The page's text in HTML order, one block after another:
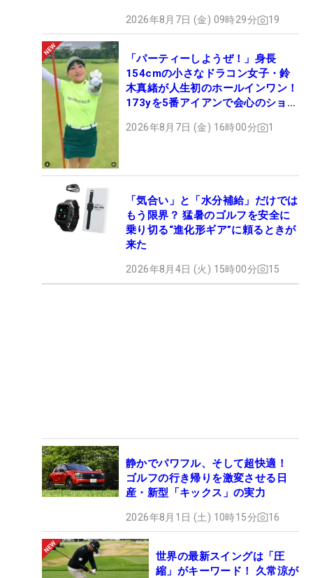
2026年8月7日 (金) 09時29分 19
「パーティーしようぜ！」身長
154cmの小さなドラコン女子・鈴
木真緒が人生初のホールインワン！
173yを5番アイアンで会心のショッ
2026年8月7日 (金) 16時00分 1
「気合い」と「水分補給」だけでは
もう限界？ 猛暑のゴルフを安全に
乗り切る“進化形ギア”に頼るときが
来た
2026年8月4日 (火) 15時00分 15
静かでパワフル、そして超快適！
ゴルフの行き帰りを激変させる日
産・新型「キックス」の実力
2026年8月1日 (土) 10時15分 16
世界の最新スイングは「圧
縮」がキーワード！ 久常涼が